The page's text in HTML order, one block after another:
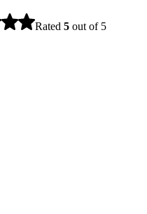
Rated 5 out of 5